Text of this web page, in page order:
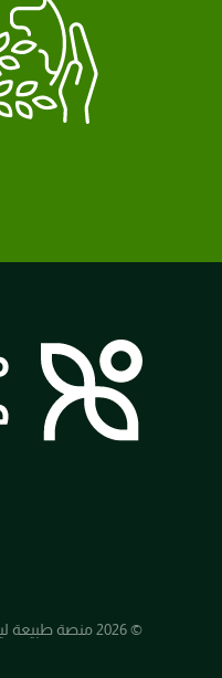
© 2026 منصة طبيعة ليبيا، جميع الحقوق محفوظة.